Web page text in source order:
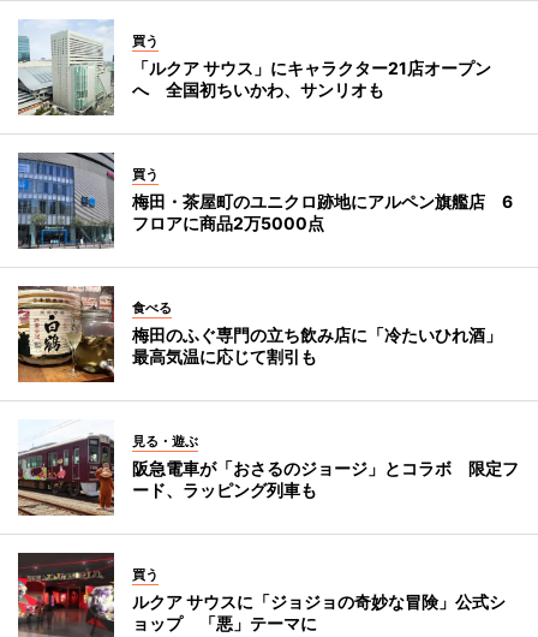
買う
「ルクア サウス」にキャラクター21店オープン
へ 全国初ちいかわ、サンリオも
買う
梅田・茶屋町のユニクロ跡地にアルペン旗艦店 6
フロアに商品2万5000点
食べる
梅田のふぐ専門の立ち飲み店に「冷たいひれ酒」
最高気温に応じて割引も
見る・遊ぶ
阪急電車が「おさるのジョージ」とコラボ 限定フ
ード、ラッピング列車も
買う
ルクア サウスに「ジョジョの奇妙な冒険」公式シ
ョップ 「悪」テーマに